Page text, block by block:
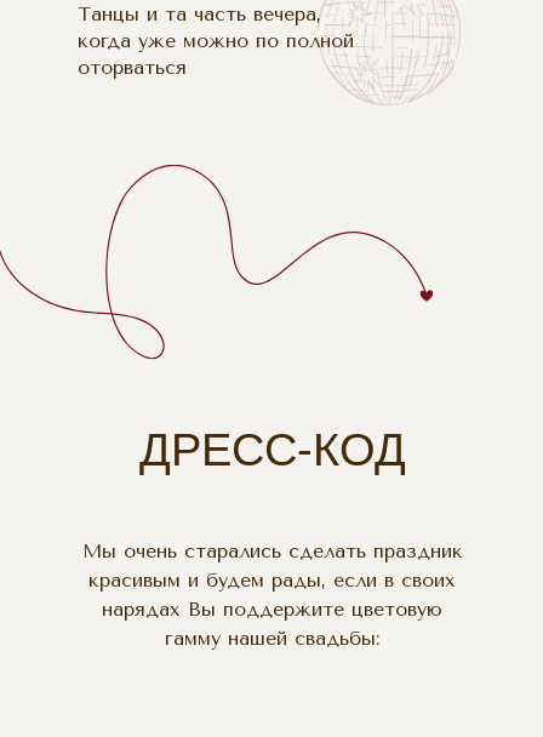
Танцы и та часть вечера,
когда уже можно по полной
оторваться
Мы очень старались сделать праздник
красивым и будем рады, если в своих
нарядах Вы поддержите цветовую
гамму нашей свадьбы:
ДРЕСС-КОД